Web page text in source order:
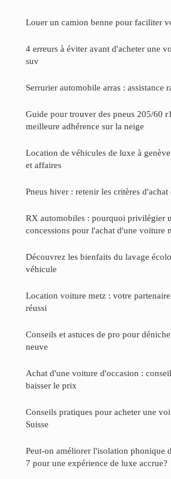
Louer un camion benne pour faciliter
4 erreurs à éviter avant d'acheter une
suv
Serrurier automobile arras : assistance
Guide pour trouver des pneus 205/60
meilleure adhérence sur la neige
Location de véhicules de luxe à
et affaires
Pneus hiver : retenir les critères d'achat
RX automobiles : pourquoi privilégier
concessions pour l'achat d'une voiture
Découvrez les bienfaits du lavage
véhicule
Location voiture metz : votre
réussi
Conseils et astuces de pro pour
neuve
Achat d'une voiture d'occasion :
baisser le prix
Conseils pratiques pour acheter une
Suisse
Peut-on améliorer l'isolation phonique
7 pour une expérience de luxe accrue?